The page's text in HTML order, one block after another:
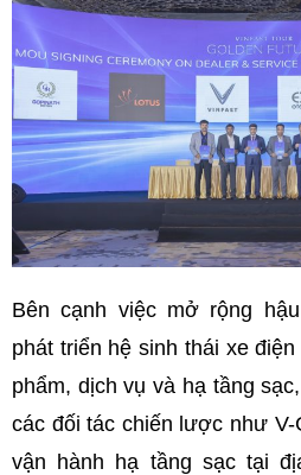
Bên cạnh việc mở rộng
phát triển hệ sinh thái xe
phẩm, dịch vụ và hạ tầng
các đối tác chiến lược như
vận hành hạ tầng sạc tại